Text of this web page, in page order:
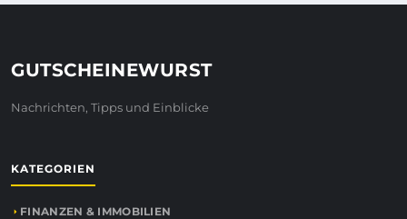
GUTSCHEINEWURST
Nachrichten, Tipps und Einblicke
KATEGORIEN
FINANZEN & IMMOBILIEN